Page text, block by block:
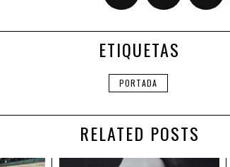
ETIQUETAS
PORTADA
RELATED POSTS